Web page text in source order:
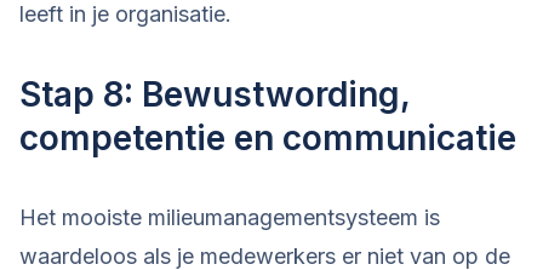
leeft in je organisatie.
Stap 8: Bewustwording,
competentie en communicatie
Het mooiste milieumanagementsysteem is
waardeloos als je medewerkers er niet van op de